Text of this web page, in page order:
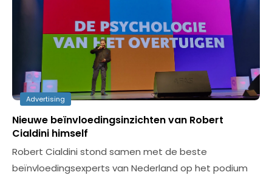
Advertising
Nieuwe beïnvloedingsinzichten van Robert
Cialdini himself
Robert Cialdini stond samen met de beste
beïnvloedingsexperts van Nederland op het podium